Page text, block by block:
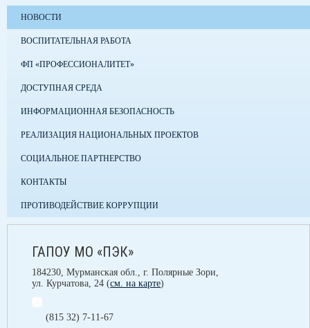
НОВОСТИ
ВОСПИТАТЕЛЬНАЯ РАБОТА
ФП «ПРОФЕССИОНАЛИТЕТ»
ДОСТУПНАЯ СРЕДА
ИНФОРМАЦИОННАЯ БЕЗОПАСНОСТЬ
РЕАЛИЗАЦИЯ НАЦИОНАЛЬНЫХ ПРОЕКТОВ
СОЦИАЛЬНОЕ ПАРТНЕРСТВО
КОНТАКТЫ
ПРОТИВОДЕЙСТВИЕ КОРРУПЦИИ
ГАПОУ МО «ПЭК»
184230, Мурманская обл., г. Полярные Зори,
ул. Курчатова, 24 (см. на карте)
(815 32) 7-11-67